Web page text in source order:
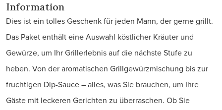
Information
Dies ist ein tolles Geschenk für jeden Mann, der gerne grillt.
Das Paket enthält eine Auswahl köstlicher Kräuter und
Gewürze, um Ihr Grillerlebnis auf die nächste Stufe zu
heben. Von der aromatischen Grillgewürzmischung bis zur
fruchtigen Dip-Sauce – alles, was Sie brauchen, um Ihre
Gäste mit leckeren Gerichten zu überraschen. Ob Sie